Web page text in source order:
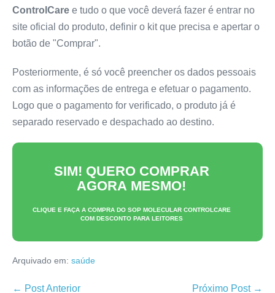
ControlCare e tudo o que você deverá fazer é entrar no
site oficial do produto, definir o kit que precisa e apertar o
botão de "Comprar".
Posteriormente, é só você preencher os dados pessoais
com as informações de entrega e efetuar o pagamento.
Logo que o pagamento for verificado, o produto já é
separado reservado e despachado ao destino.
SIM! QUERO COMPRAR
AGORA MESMO!
CLIQUE E FAÇA A COMPRA DO SOP MOLECULAR CONTROLCARE
COM DESCONTO PARA LEITORES
Arquivado em: saúde
Navegação
← Post Anterior Próximo Post →